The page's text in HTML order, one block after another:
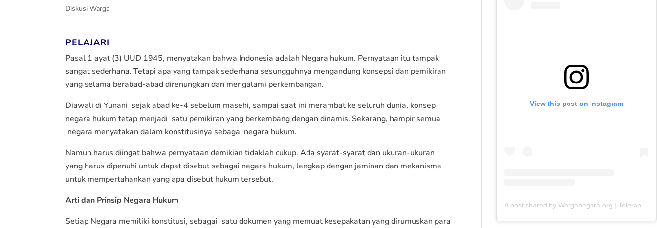
Diskusi Warga
PELAJARI
Pasal 1 ayat (3) UUD 1945, menyatakan bahwa Indonesia adalah Negara hukum. Pernyataan itu tampak
sangat sederhana. Tetapi apa yang tampak sederhana sesungguhnya mengandung konsepsi dan pemikiran
yang selama berabad-abad direnungkan dan mengalami perkembangan.
Diawali di Yunani sejak abad ke-4 sebelum masehi, sampai saat ini merambat ke seluruh dunia, konsep
negara hukum tetap menjadi satu pemikiran yang berkembang dengan dinamis. Sekarang, hampir semua
negara menyatakan dalam konstitusinya sebagai negara hukum.
Namun harus diingat bahwa pernyataan demikian tidaklah cukup. Ada syarat-syarat dan ukuran-ukuran
yang harus dipenuhi untuk dapat disebut sebagai negara hukum, lengkap dengan jaminan dan mekanisme
untuk mempertahankan yang apa disebut hukum tersebut.
Artidan Prinsip Negara Hukum
Setiap Negara memiliki konstitusi, sebagai satu dokumen yang memuat kesepakatan yang dirumuskan para
View this post on Instagram